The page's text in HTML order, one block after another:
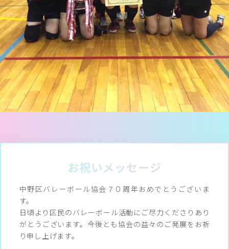
MESSAGES
お祝いメッセージ
中野区バレーボール協会７０周年おめでとうございま
す。
日頃より区民のバレーボール活動にご尽力くださりあり
がとうございます。今後とも協会の益々のご発展をお祈
り申し上げます。